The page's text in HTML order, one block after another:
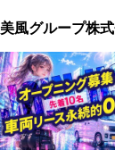
美風グループ株